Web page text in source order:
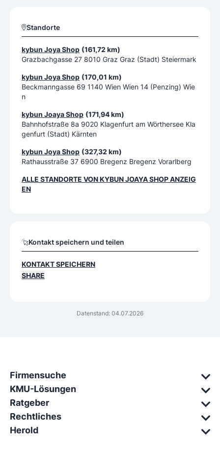
Datenstand: 04.07.2026
Standorte
kybun Joya Shop (161,72 km)
Grazbachgasse 27 8010 Graz Graz (Stadt) Steiermark
kybun Joya Shop (170,01 km)
Beckmanngasse 69 1140 Wien Wien 14 (Penzing) Wie
n
kybun Joaya Shop (171,94 km)
Bahnhofstraße 8a 9020 Klagenfurt am Wörthersee Kla
genfurt (Stadt) Kärnten
kybun Joya Shop (327,32 km)
Rathausstraße 37 6900 Bregenz Bregenz Vorarlberg
ALLE STANDORTE VONKYBUN JOAYA SHOPANZEIG
EN
Kontakt speichern und teilen
KONTAKT SPEICHERN
SHARE
Firmensuche
KMU-Lösungen
Ratgeber
Rechtliches
Herold